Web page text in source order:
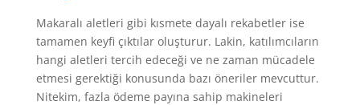
Makaralı aletleri gibi kısmete dayalı rekabetler ise
tamamen keyfi çıktılar oluşturur. Lakin, katılımcıların
hangi aletleri tercih edeceği ve ne zaman mücadele
etmesi gerektiği konusunda bazı öneriler mevcuttur.
Nitekim, fazla ödeme payına sahip makineleri